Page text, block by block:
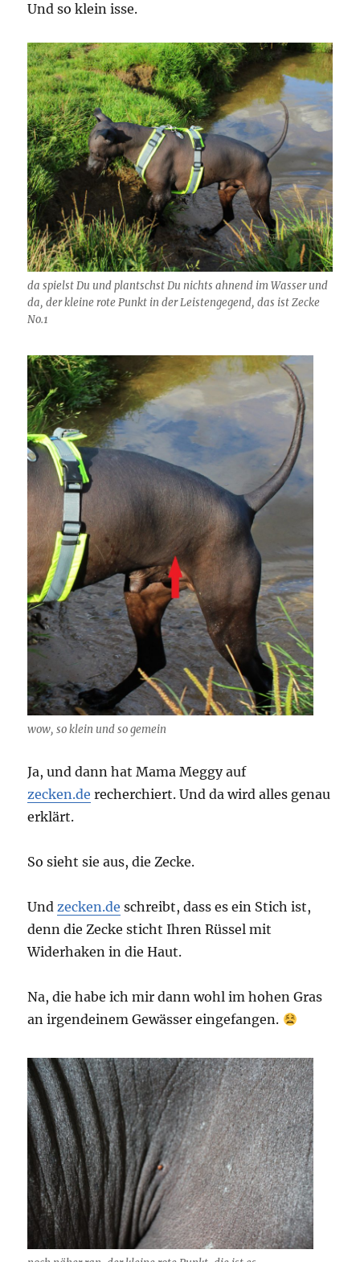
Und so klein isse.
da spielst Du und plantschst Du nichts ahnend im Wasser und
da, der kleine rote Punkt in der Leistengegend, das ist Zecke
No.1
wow, so klein und so gemein
Ja, und dann hat Mama Meggy auf
zecken.de recherchiert. Und da wird alles genau
erklärt.
So sieht sie aus, die Zecke.
Undzecken.de schreibt, dass es ein Stich ist,
denn die Zecke sticht Ihren Rüssel mit
Widerhaken in die Haut.
Na, die habe ich mir dann wohl im hohen Gras
an irgendeinem Gewässer eingefangen.